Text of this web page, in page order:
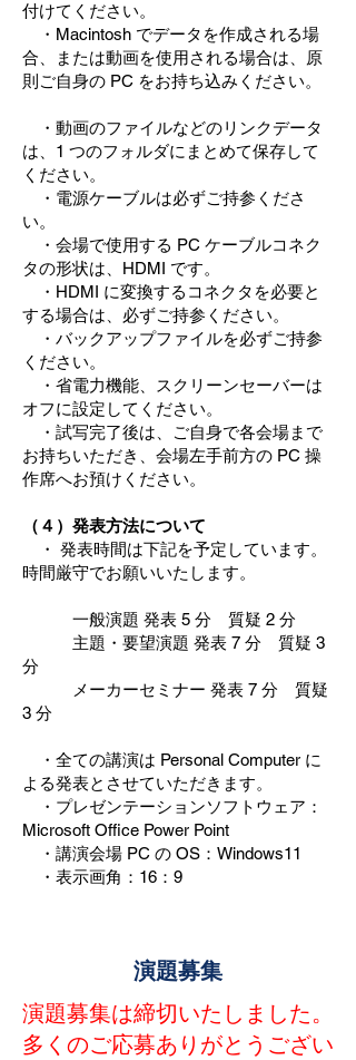
付けてください。
・Macintosh でデータを作成される場
合、または動画を使用される場合は、原
則ご自身の PC をお持ち込みください。
・動画のファイルなどのリンクデータ
は、1 つのフォルダにまとめて保存して
ください。
・電源ケーブルは必ずご持参くださ
い。
・会場で使用する PC ケーブルコネク
タの形状は、HDMI です。
・HDMI に変換するコネクタを必要と
する場合は、必ずご持参ください。
・バックアップファイルを必ずご持参
ください。
・省電力機能、スクリーンセーバーは
オフに設定してください。
・試写完了後は、ご自身で各会場まで
お持ちいただき、会場左手前方の PC 操
作席へお預けください。
（４）発表方法について
・ 発表時間は下記を予定しています。
時間厳守でお願いいたします。
一般演題 発表 5 分 質疑 2 分
主題・要望演題 発表 7 分 質疑 3
分
メーカーセミナー 発表 7 分 質疑
3 分
・全ての講演は Personal Computer に
よる発表とさせていただきます。
・プレゼンテーションソフトウェア：
Microsoft Office Power Point
・講演会場 PC の OS：Windows11
・表示画角：16：9
演題募集
演題募集は締切いたしました。
多くのご応募ありがとうござい